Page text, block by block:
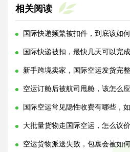
相关阅读
国际快递频繁被扣件，到底该如何降低扣
国际快递被扣，最快几天可以完成清关
新手跨境卖家，国际空运发货完整避
空运订舱后被航司甩舱，该怎么应急处
国际空运常见隐性收费有哪些，如何避
大批量货物走国际空运，怎么议价降低
空运货物派送失败，包裹会被如何处